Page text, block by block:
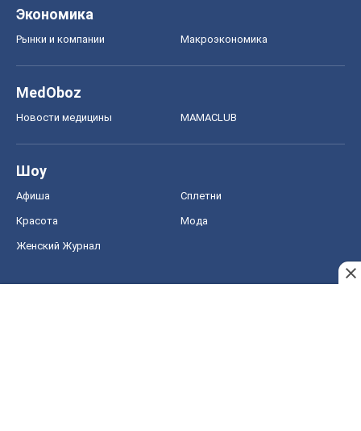
Экономика
Рынки и компании Mакроэкономика
MedOboz
Новости медицины MAMACLUB
Шоу
Афиша Сплетни
Красота Мода
Женский Журнал